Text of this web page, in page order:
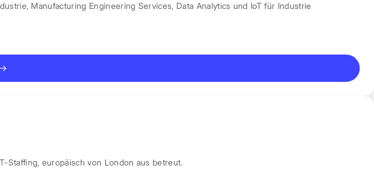
, Manufacturing Engineering Services, Data Analytics und IoT für Industrie
→
Staffing, europäisch von London aus betreut.